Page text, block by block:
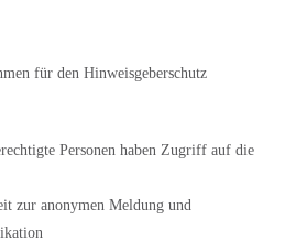
für den Hinweisgeberschutz
Personen haben Zugriff auf die
zur anonymen Meldung und